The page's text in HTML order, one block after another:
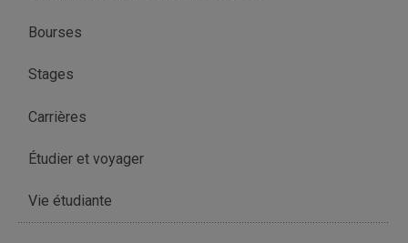
Bourses
Stages
Carrières
Étudier et voyager
Vie étudiante